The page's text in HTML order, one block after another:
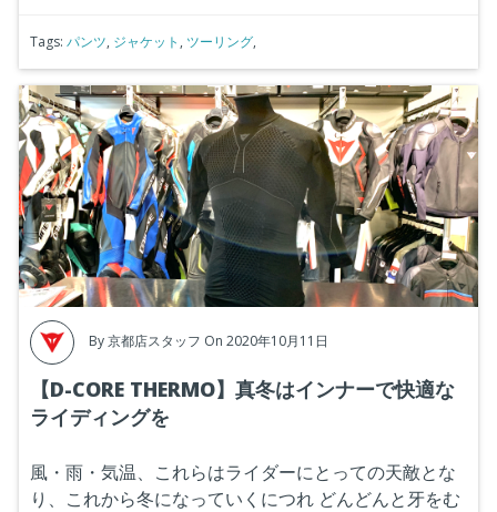
Tags: パンツ, ジャケット , ツーリング,
By京都店スタッフ On 2020年10月11日
【D-CORE THERMO】真冬はインナーで快適な
ライディングを
風・雨・気温、これらはライダーにとっての天敵とな
り、これから冬になっていくにつれ どんどんと牙をむ